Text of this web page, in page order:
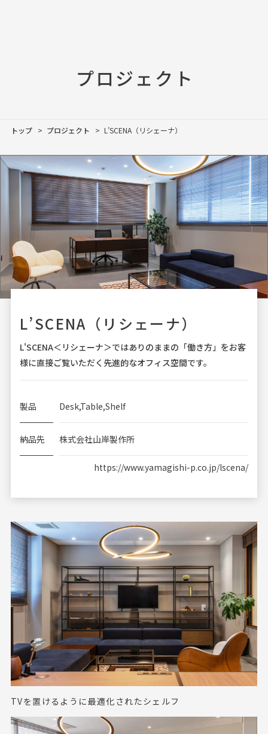
プロジェクト
トップ プロジェクト L’SCENA（リシェーナ）
L’SCENA（リシェーナ）
L'SCENA＜リシェーナ＞ではありのままの「働き方」をお客
様に直接ご覧いただく先進的なオフィス空間です。
製品 Desk,Table,Shelf
納品先 株式会社山岸製作所
https://www.yamagishi-p.co.jp/lscena/
TVを置けるように最適化されたシェルフ